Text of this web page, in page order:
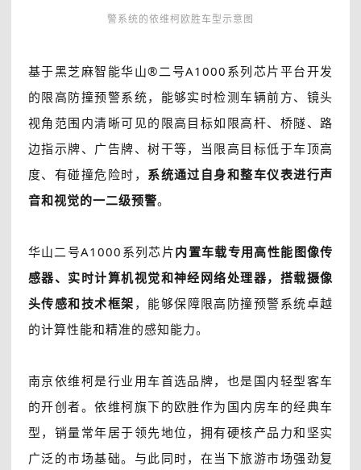
警系统的依维柯欧胜车型示意图
基于黑芝麻智能华山®二号A1000系列芯片平台开发
的限高防撞预警系统，能够实时检测车辆前方、镜头
视角范围内清晰可见的限高目标如限高杆、桥隧、路
边指示牌、广告牌、树干等，当限高目标低于车顶高
度、有碰撞危险时， 系统通过自身和整车仪表进行声
音和视觉的一二级预警。
华山二号A1000系列芯片内置车载专用高性能图像传
感器、实时计算机视觉和神经网络处理器，搭载摄像
头传感和技术框架 ，能够保障限高防撞预警系统卓越
的计算性能和精准的感知能力。
南京依维柯是行业用车首选品牌，也是国内轻型客车
的开创者。依维柯旗下的欧胜作为国内房车的经典车
型，销量常年居于领先地位，拥有硬核产品力和坚实
广泛的市场基础。与此同时，在当下旅游市场强劲复